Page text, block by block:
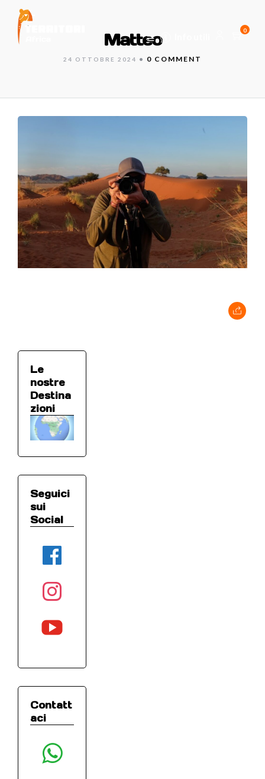
0
Matteo
24 OTTOBRE 2024 • 0 COMMENT
Le
nostre
Destina
zioni
Seguici
sui
Social
facebook
instagram
youtube
Contatt
aci
whatsapp